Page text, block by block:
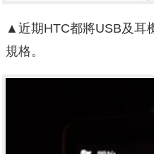
▲近期HTC都將USB及耳
規格。